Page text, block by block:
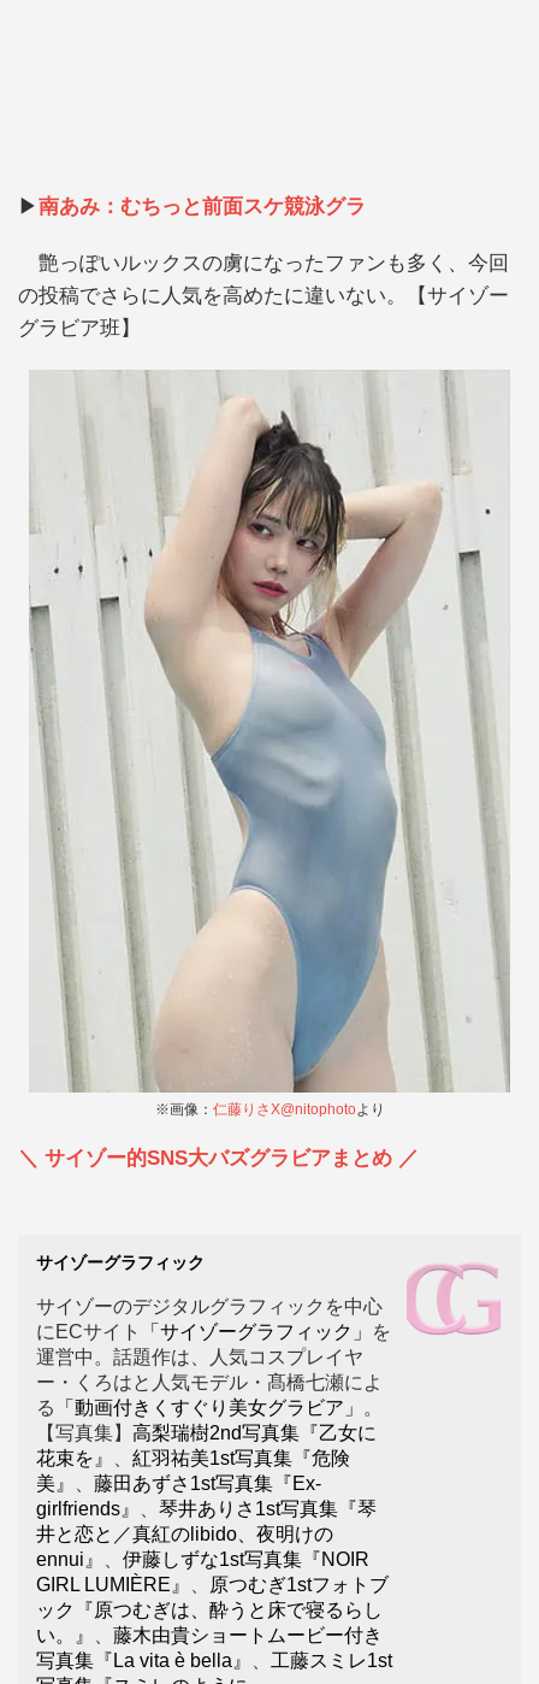
▶南あみ：むちっと前面スケ競泳グラ
艶っぽいルックスの虜になったファンも多く、今回
の投稿でさらに人気を高めたに違いない。【サイゾー
グラビア班】
※画像： 仁藤りさX@nitophotoより
＼ サイゾー的SNS大バズグラビアまとめ ／
サイゾーグラフィック
サイゾーのデジタルグラフィックを中心
にECサイト
「サイゾーグラフィック」
を
運営中。話題作は、人気コスプレイヤ
ー・くろはと人気モデル・髙橋七瀬によ
る
「動画付きくすぐり美女グラビア」
。
【写真集】 高梨瑞樹2nd写真集『乙女に
花束を』
紅羽祐美1st写真集『危険
美』
藤田あずさ1st写真集『Ex-
girlfriends』
琴井ありさ1st写真集『琴
井と恋と／真紅のlibido、夜明けの
ennui』
伊藤しずな1st写真集『NOIR
GIRL LUMIÈRE』
原つむぎ1stフォトブ
ック『原つむぎは、酔うと床で寝るらし
い。』
藤木由貴ショートムービー付き
写真集『La vita è bella』
工藤スミレ1st